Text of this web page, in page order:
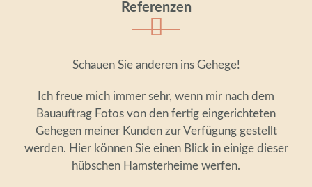
Referenzen
Schauen Sie anderen ins Gehege!
Ich freue mich immer sehr, wenn mir nach dem
Bauauftrag Fotos von den fertig eingerichteten
Gehegen meiner Kunden zur Verfügung gestellt
werden. Hier können Sie einen Blick in einige dieser
hübschen Hamsterheime werfen.